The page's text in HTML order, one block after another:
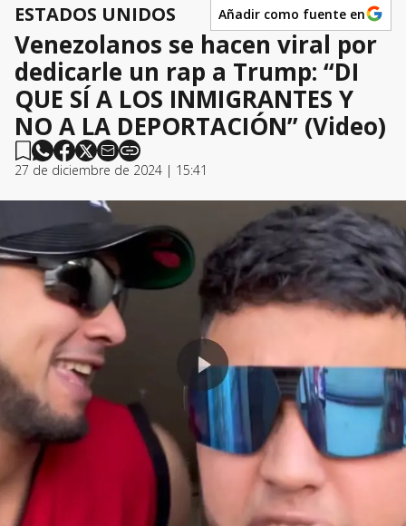
ESTADOS UNIDOS Añadir como fuente en
Venezolanos se hacen viral por
dedicarle un rap a Trump: “DI
QUE SÍ A LOS INMIGRANTES Y
NO A LA DEPORTACIÓN” (Video)
27 de diciembre de 2024 | 15:41